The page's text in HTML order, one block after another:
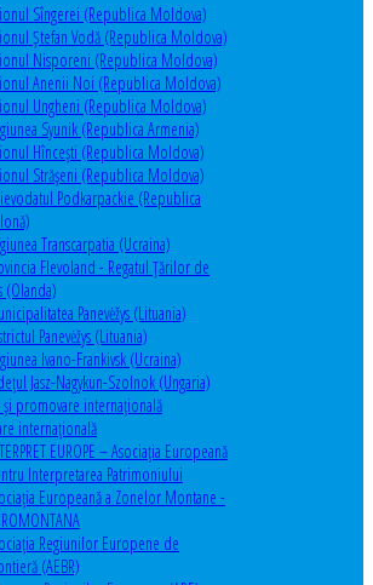
Sîngerei (Republica Moldova)
Ștefan Vodă (Republica Moldova)
Nisporeni (Republica Moldova)
Anenii Noi (Republica Moldova)
Ungheni (Republica Moldova)
Syunik (Republica Armenia)
Hîncești (Republica Moldova)
Străşeni (Republica Moldova)
Podkarpackie (Republica
Transcarpatia (Ucraina)
Flevoland - Regatul Ţărilor de
(Olanda)
Panevėžys (Lituania)
Panevėžys (Lituania)
Ivano-Frankivsk (Ucraina)
Jasz-Nagykun-Szolnok (Ungaria)
promovare internaţională
internaţională
EUROPE – Asociația Europeană
Interpretarea Patrimoniului
Europeană a Zonelor Montane -
Regiunilor Europene de
(AEBR)